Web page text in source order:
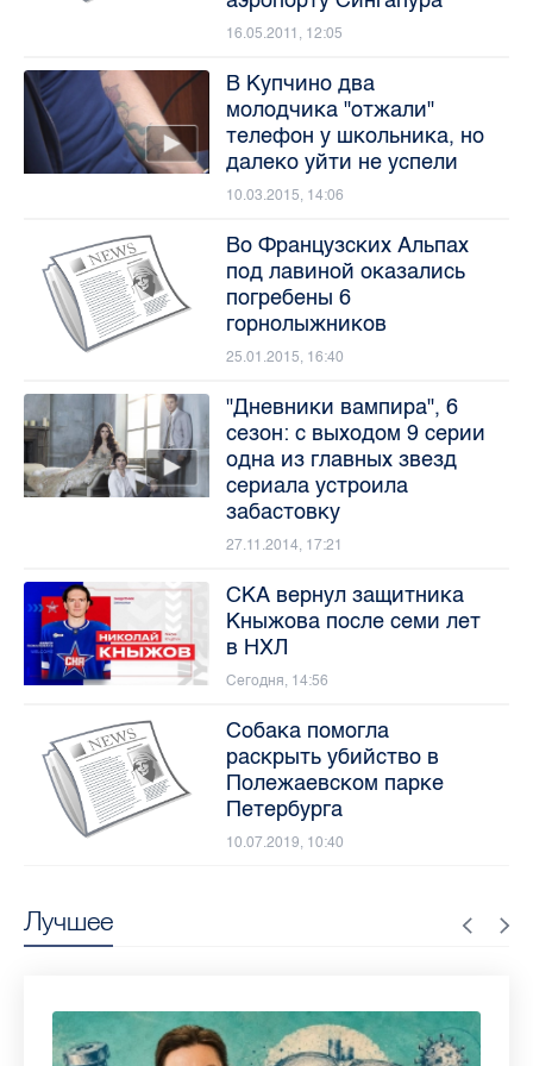
Лучшее
16.05.2011, 12:05
В Купчино два
молодчика "отжали"
телефон у школьника, но
далеко уйти не успели
10.03.2015, 14:06
Во Французских Альпах
под лавиной оказались
погребены 6
горнолыжников
25.01.2015, 16:40
"Дневники вампира", 6
сезон: с выходом 9 серии
одна из главных звезд
сериала устроила
забастовку
27.11.2014, 17:21
СКА вернул защитника
Кныжова после семи лет
в НХЛ
Сегодня, 14:56
Собака помогла
раскрыть убийство в
Полежаевском парке
Петербурга
10.07.2019, 10:40